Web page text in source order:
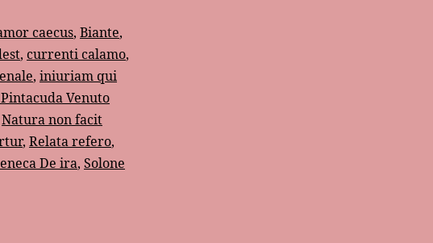
caecus, Biante,
, currenti calamo,
, iniuriam qui
Venuto
Natura non facit
, Relata refero,
De ira, Solone